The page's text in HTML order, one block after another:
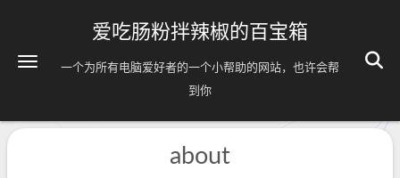
爱吃肠粉拌辣椒的百宝箱
一个为所有电脑爱好者的一个小帮助的网站，也许会帮
到你
about